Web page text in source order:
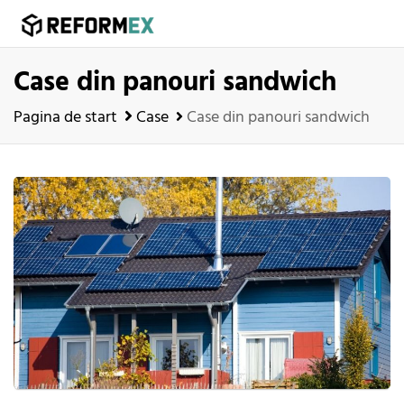
Case din panouri sandwich
Pagina de start Case Case din panouri sandwich